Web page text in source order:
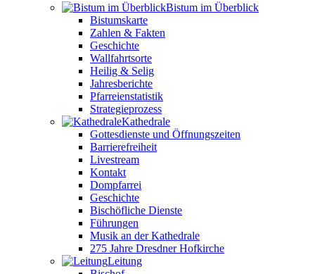
Bistum im Überblick
Bistumskarte
Zahlen & Fakten
Geschichte
Wallfahrtsorte
Heilig & Selig
Jahresberichte
Pfarreienstatistik
Strategieprozess
Kathedrale
Gottesdienste und Öffnungszeiten
Barrierefreiheit
Livestream
Kontakt
Dompfarrei
Geschichte
Bischöfliche Dienste
Führungen
Musik an der Kathedrale
275 Jahre Dresdner Hofkirche
Leitung